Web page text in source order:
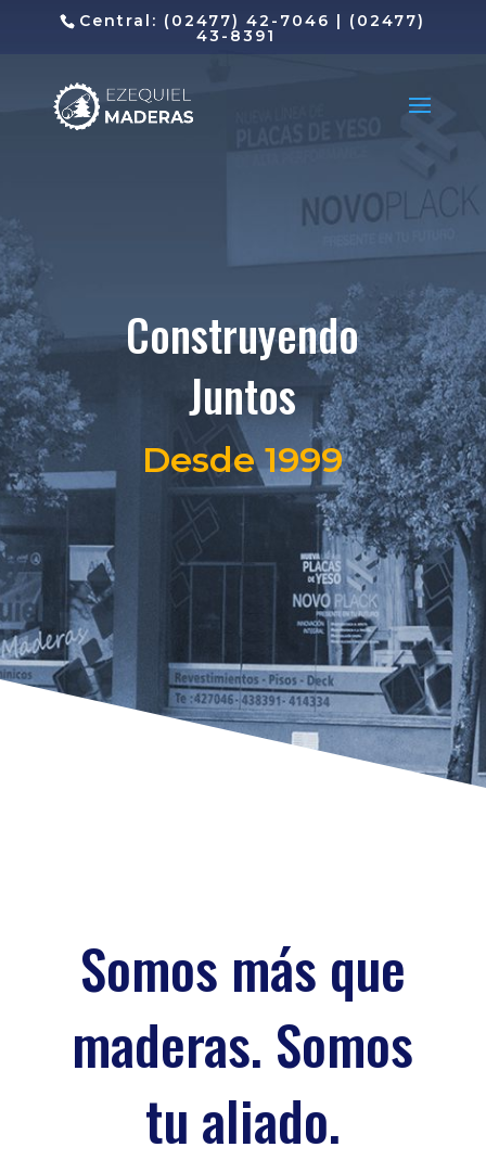
Central: (02477) 42-7046 | (02477)
43-8391
Construyendo
Juntos
Desde 1999
Somos más que
maderas. Somos
tu aliado.